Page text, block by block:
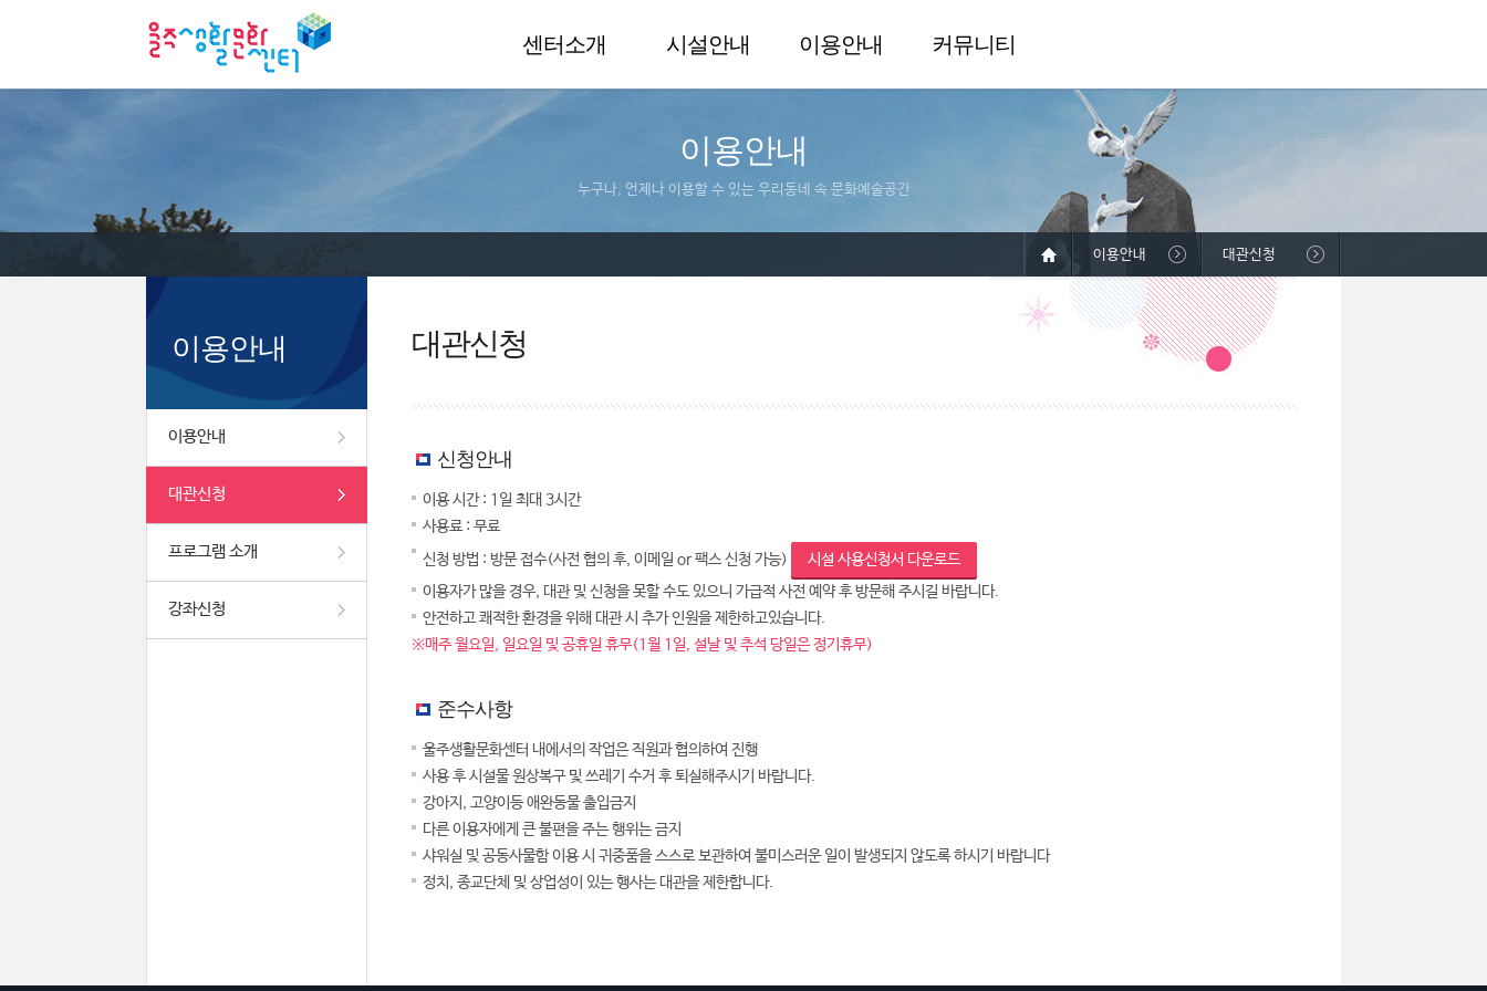
센터소개 시설안내 이용안내 커뮤니티
이용안내
누구나, 언제나 이용할 수 있는 우리동네 속 문화예술공간
이용안내
이용안내
대관신청
프로그램 소개
강좌신청
이용안내 대관신청
대관신청
신청안내
이용 시간 : 1일 최대 3시간
사용료 : 무료
신청 방법 : 방문 접수(사전 협의 후, 이메일 or 팩스 신청 가능)
시설 사용신청서 다운로드
이용자가 많을 경우, 대관 및 신청을 못할 수도 있으니 가급적 사전 예약 후 방문해 주시길 바랍니다.
안전하고 쾌적한 환경을 위해 대관 시 추가 인원을 제한하고있습니다.
※매주 월요일, 일요일 및 공휴일 휴무(1월 1일, 설날 및 추석 당일은 정기휴무)
준수사항
울주생활문화센터 내에서의 작업은 직원과 협의하여 진행
사용 후 시설물 원상복구 및 쓰레기 수거 후 퇴실해주시기 바랍니다.
강아지, 고양이등 애완동물 출입금지
다른 이용자에게 큰 불편을 주는 행위는 금지
샤워실 및 공동사물함 이용 시 귀중품을 스스로 보관하여 불미스러운 일이 발생되지 않도록 하시기 바랍니다
정치, 종교단체 및 상업성이 있는 행사는 대관을 제한합니다.